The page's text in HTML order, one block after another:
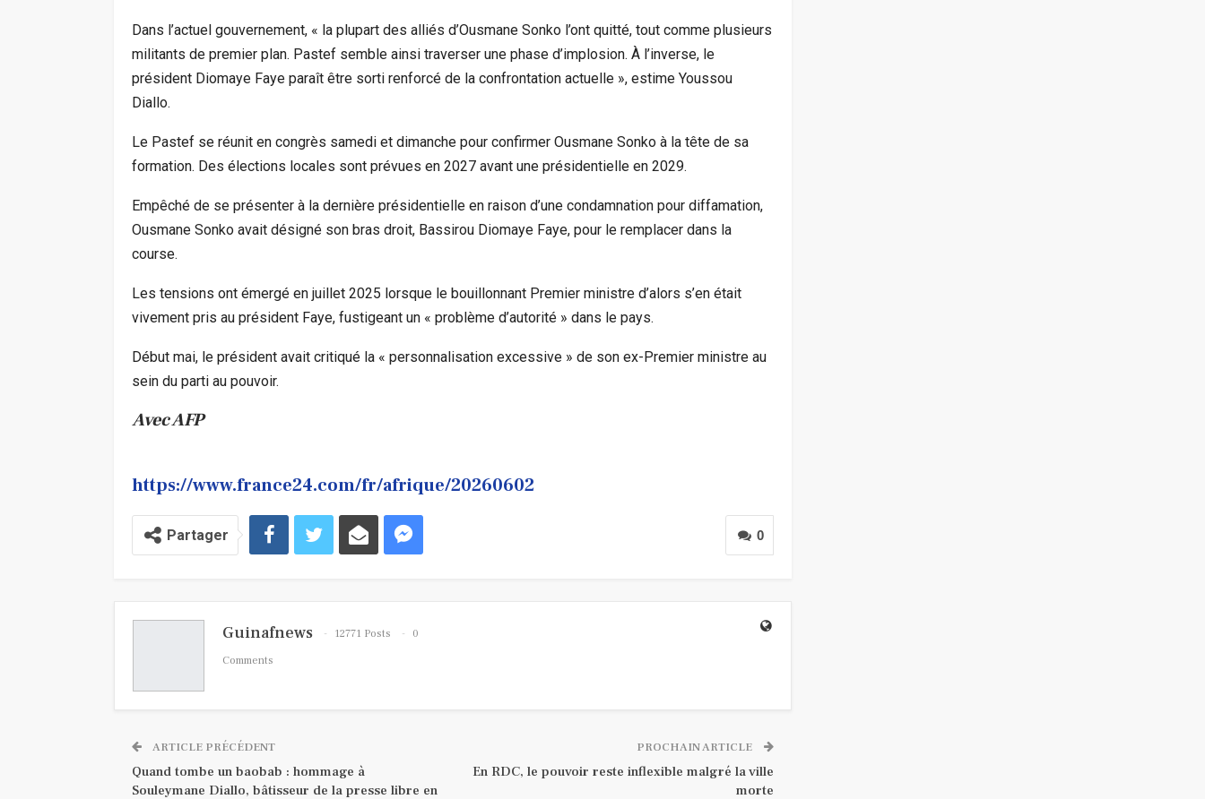
Dans l’actuel gouvernement, « la plupart des alliés d’Ousmane Sonko l’ont quitté, tout comme plusieurs
militants de premier plan. Pastef semble ainsi traverser une phase d’implosion. À l’inverse, le
président Diomaye Faye paraît être sorti renforcé de la confrontation actuelle », estime Youssou
Diallo.
Le Pastef se réunit en congrès samedi et dimanche pour confirmer Ousmane Sonko à la tête de sa
formation. Des élections locales sont prévues en 2027 avant une présidentielle en 2029.
Empêché de se présenter à la dernière présidentielle en raison d’une condamnation pour diffamation,
Ousmane Sonko avait désigné son bras droit, Bassirou Diomaye Faye, pour le remplacer dans la
course.
Les tensions ont émergé en juillet 2025 lorsque le bouillonnant Premier ministre d’alors s’en était
vivement pris au président Faye, fustigeant un « problème d’autorité » dans le pays.
Début mai, le président avait critiqué la « personnalisation excessive » de son ex-Premier ministre au
sein du parti au pouvoir.
Avec AFP
https://www.france24.com/fr/afrique/20260602
0
Partager
Guinafnews 12771 Posts
0
Comments
ARTICLE PRÉCÉDENT
Quand tombe un baobab : hommage à
Souleymane Diallo, bâtisseur de la presse libre en
PROCHAIN ARTICLE
En RDC, le pouvoir reste inflexible malgré la ville
morte